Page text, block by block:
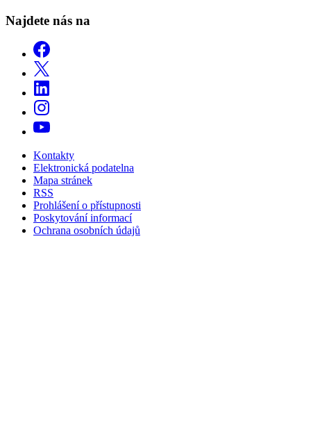
Najdete nás na
Kontakty
Elektronická podatelna
Mapa stránek
RSS
Prohlášení o přístupnosti
Poskytování informací
Ochrana osobních údajů